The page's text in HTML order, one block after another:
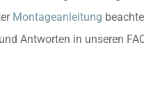
Montageanleitung
Antworten in unseren